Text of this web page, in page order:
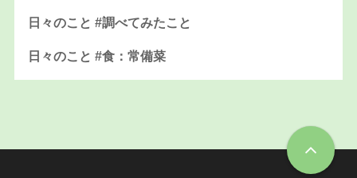
日々のこと #調べてみたこと
日々のこと #食：常備菜